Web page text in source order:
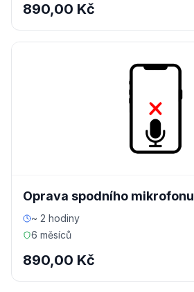
890,00 Kč
Oprava spodního mikrofonu
~ 2 hodiny
6 měsíců
890,00 Kč